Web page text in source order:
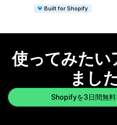
Built for Shopify
使ってみたい
まし
Shopifyを3日間無